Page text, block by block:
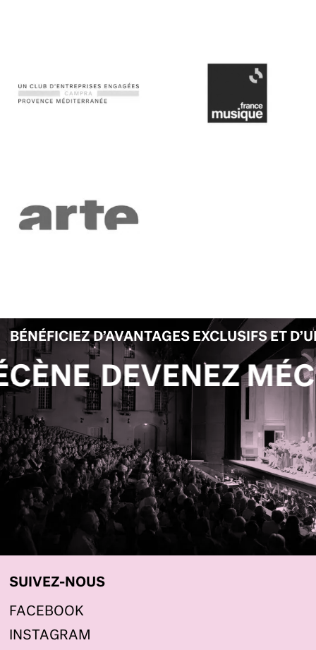
SUIVEZ-NOUS
FACEBOOK
INSTAGRAM
BÉNÉFICIEZ D’AVANTAGES EXCLUSIFS ET
MÉCÈNE